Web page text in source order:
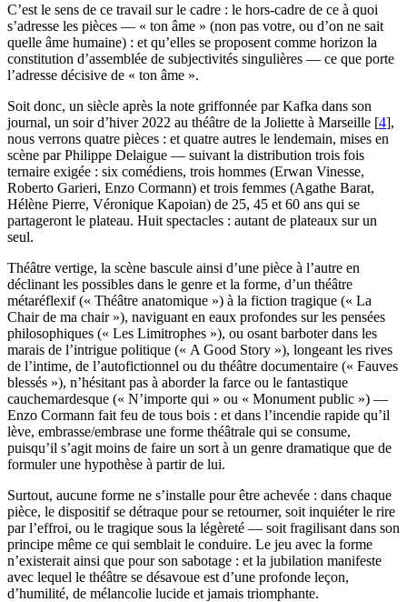
C’est le sens de ce travail sur le cadre : le hors-cadre de ce à quoi
s’adresse les pièces — « ton âme » (non pas votre, ou d’on ne sait
quelle âme humaine) : et qu’elles se proposent comme horizon la
constitution d’assemblée de subjectivités singulières — ce que porte
l’adresse décisive de « ton âme ».
Soit donc, un siècle après la note griffonnée par Kafka dans son
journal, un soir d’hiver 2022 au théâtre de la Joliette à Marseille [4],
nous verrons quatre pièces : et quatre autres le lendemain, mises en
scène par Philippe Delaigue — suivant la distribution trois fois
ternaire exigée : six comédiens, trois hommes (Erwan Vinesse,
Roberto Garieri, Enzo Cormann) et trois femmes (Agathe Barat,
Hélène Pierre, Véronique Kapoian) de 25, 45 et 60 ans qui se
partageront le plateau. Huit spectacles : autant de plateaux sur un
seul.
Théâtre vertige, la scène bascule ainsi d’une pièce à l’autre en
déclinant les possibles dans le genre et la forme, d’un théâtre
métaréflexif (« Théâtre anatomique ») à la fiction tragique (« La
Chair de ma chair »), naviguant en eaux profondes sur les pensées
philosophiques (« Les Limitrophes »), ou osant barboter dans les
marais de l’intrigue politique (« A Good Story »), longeant les rives
de l’intime, de l’autofictionnel ou du théâtre documentaire (« Fauves
blessés »), n’hésitant pas à aborder la farce ou le fantastique
cauchemardesque (« N’importe qui » ou « Monument public ») —
Enzo Cormann fait feu de tous bois : et dans l’incendie rapide qu’il
lève, embrasse/embrase une forme théâtrale qui se consume,
puisqu’il s’agit moins de faire un sort à un genre dramatique que de
formuler une hypothèse à partir de lui.
Surtout, aucune forme ne s’installe pour être achevée : dans chaque
pièce, le dispositif se détraque pour se retourner, soit inquiéter le rire
par l’effroi, ou le tragique sous la légèreté — soit fragilisant dans son
principe même ce qui semblait le conduire. Le jeu avec la forme
n’existerait ainsi que pour son sabotage : et la jubilation manifeste
avec lequel le théâtre se désavoue est d’une profonde leçon,
d’humilité, de mélancolie lucide et jamais triomphante.